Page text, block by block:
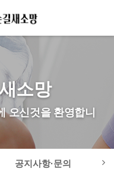
소망
오신것을 환영합니
공지사항·문의